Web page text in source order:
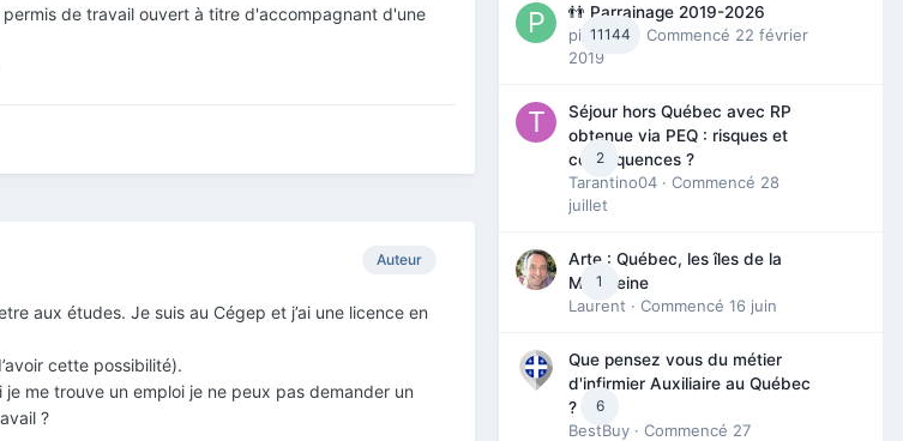
de travail ouvert à titre d'accompagnant d'une
Auteur
aux études. Je suis au Cégep et j’ai une licence en
cette possibilité).
je me trouve un emploi je ne peux pas demander un
?
11144
👬 Parrainage 2019-2026
piinoush
· Commencé 22 février
2019
2
Séjour hors Québec avec RP
obtenue via PEQ : risques et
conséquences ?
Tarantino04 · Commencé 28
juillet
1
Arte : Québec, les îles de la
Madeleine
Laurent · Commencé 16 juin
6
Que pensez vous du métier
d'infirmier Auxiliaire au Québec
?
BestBuy · Commencé 27